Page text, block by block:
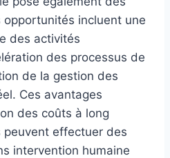
incluent une
des activités
des processus de
de la gestion des
Ces avantages
des coûts à long
effectuer des
intervention humaine